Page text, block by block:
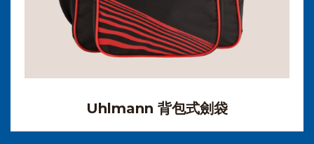
Uhlmann 背包式劍袋